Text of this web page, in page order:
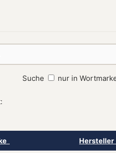
Suche nur in
Hersteller